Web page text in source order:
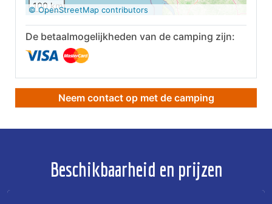
100 km
© OpenStreetMap contributors
De betaalmogelijkheden van de camping zijn:
Neem contact op met de camping
Beschikbaarheid en prijzen